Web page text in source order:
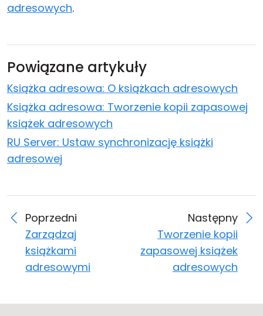
adresowych.
Powiązane artykuły
Książka adresowa: O książkach adresowych
Książka adresowa: Tworzenie kopii zapasowej
książek adresowych
RU Server: Ustaw synchronizację książki
adresowej
Poprzedni
Zarządzaj
książkami
adresowymi
Następny
Tworzenie kopii
zapasowej książek
adresowych